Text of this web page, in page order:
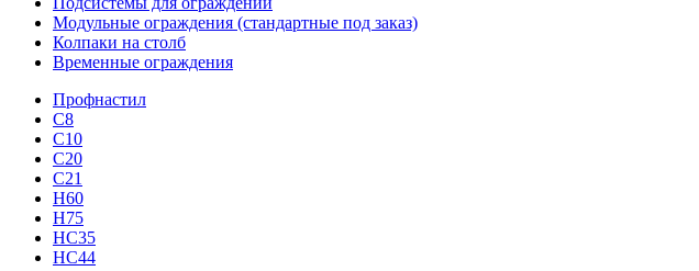
Модульные ограждения (стандартные под заказ)
Колпаки на столб
Временные ограждения
Профнастил
С8
С10
С20
С21
H60
H75
HС35
НС44